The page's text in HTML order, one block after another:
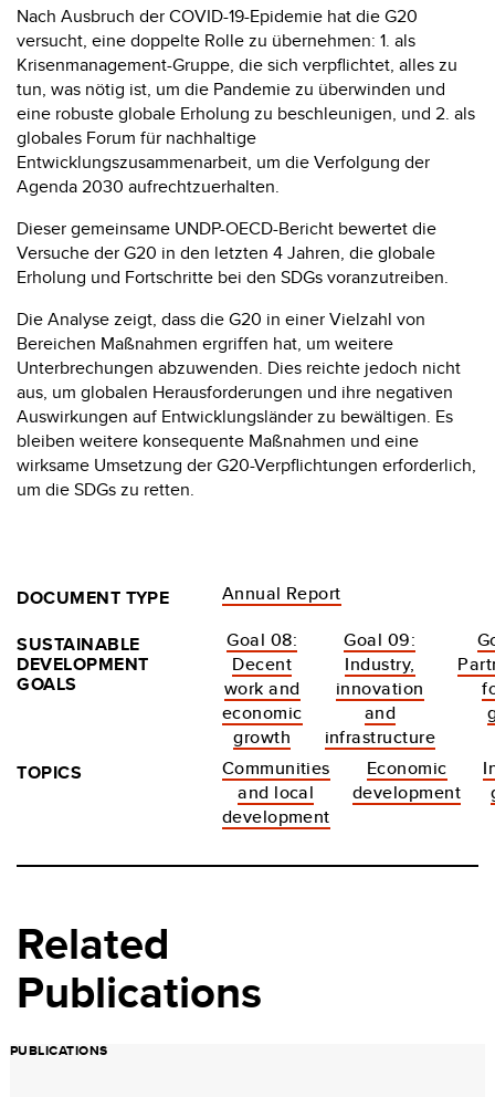
Nach Ausbruch der COVID-19-Epidemie hat die G20
versucht, eine doppelte Rolle zu übernehmen: 1. als
Krisenmanagement-Gruppe, die sich verpflichtet, alles zu
tun, was nötig ist, um die Pandemie zu überwinden und
eine robuste globale Erholung zu beschleunigen, und 2. als
globales Forum für nachhaltige
Entwicklungszusammenarbeit, um die Verfolgung der
Agenda 2030 aufrechtzuerhalten.
Dieser gemeinsame UNDP-OECD-Bericht bewertet die
Versuche der G20 in den letzten 4 Jahren, die globale
Erholung und Fortschritte bei den SDGs voranzutreiben.
Die Analyse zeigt, dass die G20 in einer Vielzahl von
Bereichen Maßnahmen ergriffen hat, um weitere
Unterbrechungen abzuwenden. Dies reichte jedoch nicht
aus, um globalen Herausforderungen und ihre negativen
Auswirkungen auf Entwicklungsländer zu bewältigen. Es
bleiben weitere konsequente Maßnahmen und eine
wirksame Umsetzung der G20-Verpflichtungen erforderlich,
um die SDGs zu retten.
DOCUMENT TYPE
Annual Report
SUSTAINABLE
DEVELOPMENT
GOALS
Goal 08:
Decent
work and
economic
growth
Goal 09:
Industry,
innovation
and
infrastructure
TOPICS
Communities
and local
development
Economic
development
Related
Publications
PUBLICATIONS